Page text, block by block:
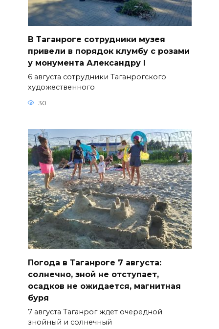
В Таганроге сотрудники музея
привели в порядок клумбу с розами
у монумента Александру I
6 августа сотрудники Таганрогского
художественного
30
Погода в Таганроге 7 августа:
солнечно, зной не отступает,
осадков не ожидается, магнитная
буря
7 августа Таганрог ждет очередной
знойный и солнечный